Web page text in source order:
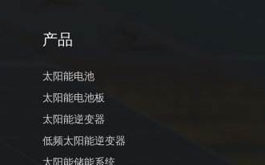
产品
太阳能电池
太阳能电池板
太阳能逆变器
低频太阳能逆变器
太阳能储能系统